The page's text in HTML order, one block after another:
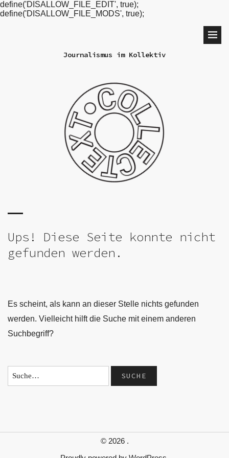
define('DISALLOW_FILE_EDIT', true);
define('DISALLOW_FILE_MODS', true);
Journalismus im Kollektiv
Ups! Diese Seite konnte nicht
gefunden werden.
Es scheint, als kann an dieser Stelle nichts gefunden
werden. Vielleicht hilft die Suche mit einem anderen
Suchbegriff?
© 2026 .